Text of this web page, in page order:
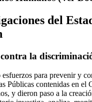
del
la
para prevenir y
Públicas contenidas en
y dieron paso a la